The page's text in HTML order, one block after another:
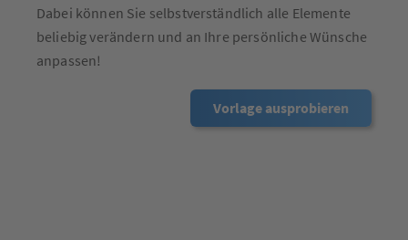
Dabei können Sie selbstverständlich alle Elemente
beliebig verändern und an Ihre persönliche Wünsche
anpassen!
Vorlage ausprobieren